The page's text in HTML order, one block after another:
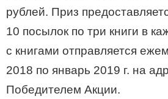
рублей. Приз
10 посылок по три книги в
с книгами отправляется
2018 по январь 2019 г. на
Победителем Акции.